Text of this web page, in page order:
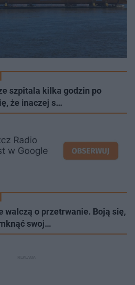
szpitala kilka godzin po
że inaczej s…
walczą o przetrwanie. Boją się,
swoj…